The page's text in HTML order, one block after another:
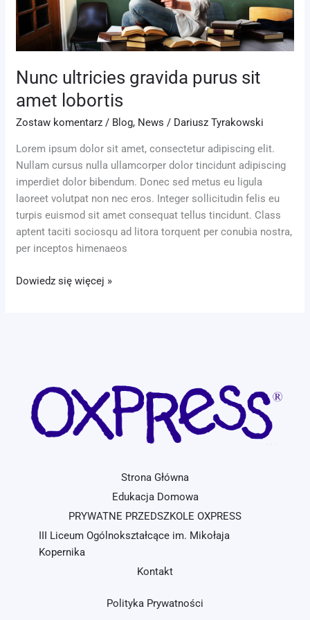
Nunc ultricies gravida purus sit
amet lobortis
Zostaw komentarz / Blog, News / Dariusz Tyrakowski
Lorem ipsum dolor sit amet, consectetur adipiscing elit.
Nullam cursus nulla ullamcorper dolor tincidunt adipiscing
imperdiet dolor bibendum. Donec sed metus eu ligula
laoreet volutpat non nec eros. Integer sollicitudin felis eu
turpis euismod sit amet consequat tellus tincidunt. Class
aptent taciti sociosqu ad litora torquent per conubia nostra,
per inceptos himenaeos
Dowiedz się więcej »
Strona Główna
Edukacja Domowa
PRYWATNE PRZEDSZKOLE OXPRESS
III Liceum Ogólnokształcące im. Mikołaja
Kopernika
Kontakt
Polityka Prywatności